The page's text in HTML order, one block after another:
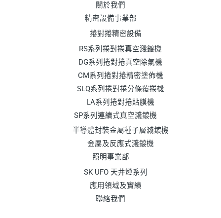
關於我們
精密設備事業部
捲對捲精密設備
RS系列捲對捲真空濺鍍機
DG系列捲對捲真空除氣機
CM系列捲對捲精密塗佈機
SLQ系列捲對捲分條覆捲機
LA系列捲對捲貼膜機
SP系列連續式真空濺鍍機
半導體封裝金屬種子層濺鍍機
金屬及反應式濺鍍機
照明事業部
SK UFO 天井燈系列
應用領域及實績
聯絡我們